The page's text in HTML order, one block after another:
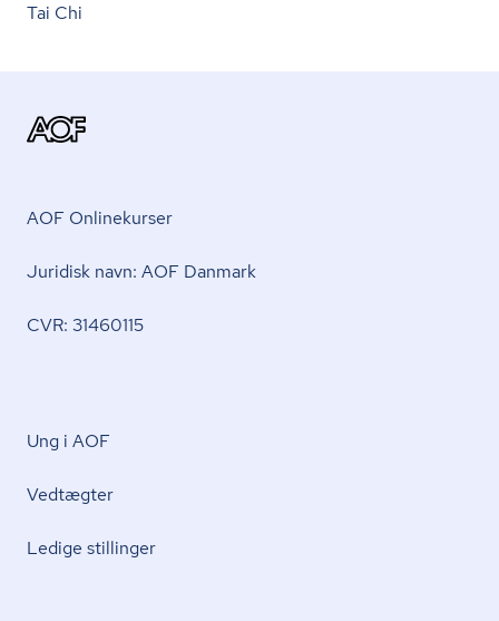
Tai Chi
AOF Onlinekurser
Juridisk navn: AOF Danmark
CVR: 31460115
Ung i AOF
Vedtægter
Ledige stillinger